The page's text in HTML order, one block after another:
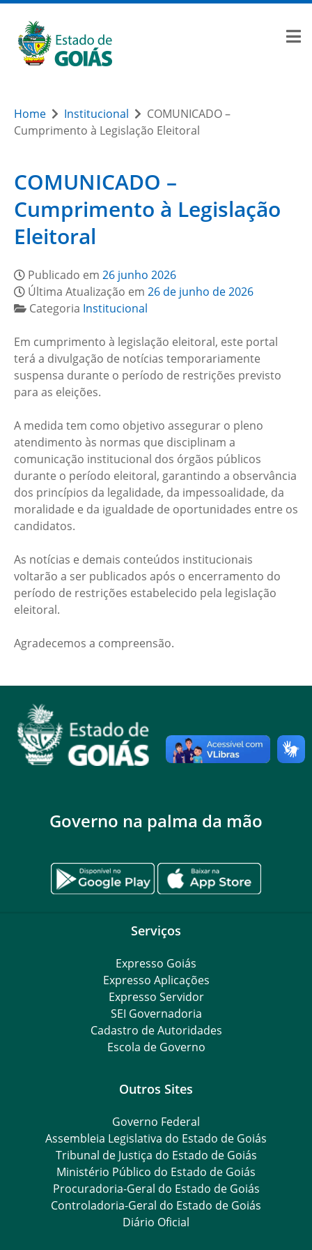
Home Institucional
COMUNICADO –
Cumprimento à Legislação Eleitoral
COMUNICADO –
Cumprimento à Legislação
Eleitoral
Publicado em 26 junho 2026
Última Atualização em 26 de junho de 2026
Categoria Institucional
Em cumprimento à legislação eleitoral, este portal
terá a divulgação de notícias temporariamente
suspensa durante o período de restrições previsto
para as eleições.
A medida tem como objetivo assegurar o pleno
atendimento às normas que disciplinam a
comunicação institucional dos órgãos públicos
durante o período eleitoral, garantindo a observância
dos princípios da legalidade, da impessoalidade, da
moralidade e da igualdade de oportunidades entre os
candidatos.
As notícias e demais conteúdos institucionais
voltarão a ser publicados após o encerramento do
período de restrições estabelecido pela legislação
eleitoral.
Agradecemos a compreensão.
Governo na palma da mão
Serviços
Expresso Goiás
Expresso Aplicações
Expresso Servidor
SEI Governadoria
Cadastro de Autoridades
Escola de Governo
Outros Sites
Governo Federal
Assembleia Legislativa do Estado de Goiás
Tribunal de Justiça do Estado de Goiás
Ministério Público do Estado de Goiás
Procuradoria-Geral do Estado de Goiás
Controladoria-Geral do Estado de Goiás
Diário Oficial